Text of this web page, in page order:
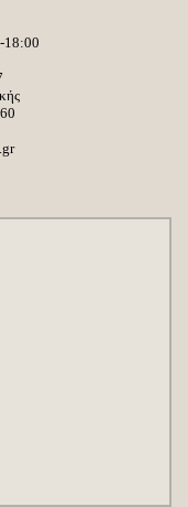
18:00